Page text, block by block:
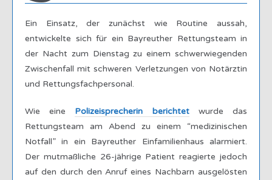
Ein Einsatz, der zunächst wie Routine aussah,
entwickelte sich für ein Bayreuther Rettungsteam in
der Nacht zum Dienstag zu einem schwerwiegenden
Zwischenfall mit schweren Verletzungen von Notärztin
und Rettungsfachpersonal.
Wie eine Polizeisprecherin berichtetwurde das
Rettungsteam am Abend zu einem “medizinischen
Notfall” in ein Bayreuther Einfamilienhaus alarmiert.
Der mutmaßliche 26-jährige Patient reagierte jedoch
auf den durch den Anruf eines Nachbarn ausgelösten